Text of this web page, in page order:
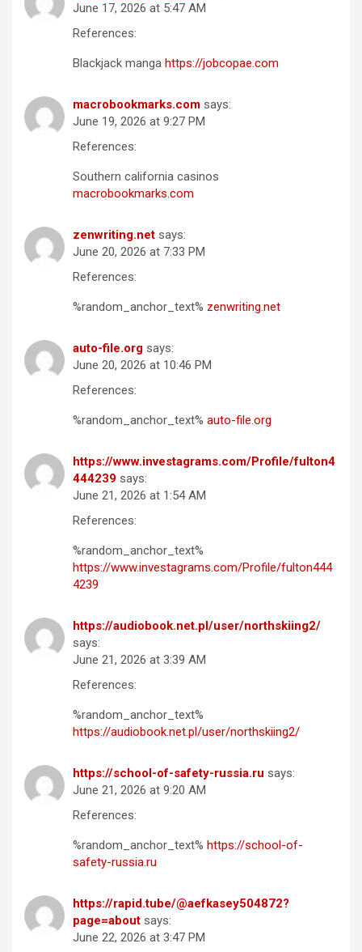
June 17, 2026 at 5:47 AM
References:
Blackjack manga https://jobcopae.com
macrobookmarks.com says:
June 19, 2026 at 9:27 PM
References:
Southern california casinos
macrobookmarks.com
zenwriting.net says:
June 20, 2026 at 7:33 PM
References:
%random_anchor_text% zenwriting.net
auto-file.org says:
June 20, 2026 at 10:46 PM
References:
%random_anchor_text% auto-file.org
https://www.investagrams.com/Profile/fulton4
444239 says:
June 21, 2026 at 1:54 AM
References:
%random_anchor_text%
https://www.investagrams.com/Profile/fulton444
4239
https://audiobook.net.pl/user/northskiing2/
says:
June 21, 2026 at 3:39 AM
References:
%random_anchor_text%
https://audiobook.net.pl/user/northskiing2/
https://school-of-safety-russia.ru says:
June 21, 2026 at 9:20 AM
References:
%random_anchor_text% https://school-of-
safety-russia.ru
https://rapid.tube/@aefkasey504872?
page=about says:
June 22, 2026 at 3:47 PM